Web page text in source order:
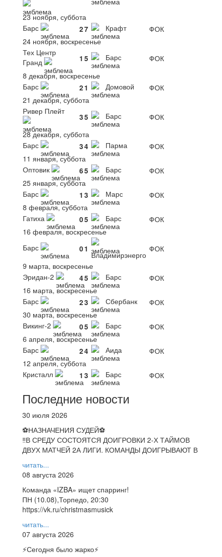
23 ноября, суббота
Барс
27 Крафт
ФОК
24 ноября, воскресенье
Тех Центр
Гранд
1 5 Барс
ФОК
8 декабря, воскресенье
Барс
21 Домовой
ФОК
21 декабря, суббота
Ривер Плейт
35 Барс
ФОК
28 декабря, суббота
Барс
34 Парма
ФОК
11 января, суббота
Оптовик
65 Барс
ФОК
25 января, суббота
Барс
1 3 Марс
ФОК
8 февраля, суббота
Гатиха
05 Барс
ФОК
16 февраля, воскресенье
Барс
01
Владимирэнерго
ФОК
9 марта, воскресенье
Эридан-2
45 Барс
ФОК
16 марта, воскресенье
Барс
23 Сбербанк
ФОК
30 марта, воскресенье
Викинг-2
05 Барс
ФОК
6 апреля, воскресенье
Барс
24 Аида
ФОК
12 апреля, суббота
Кристалл
1 3 Барс ФОК
Последние новости
30 июля 2026
⚽НАЗНАЧЕНИЯ СУДЕЙ⚽
‼В СРЕДУ СОСТОЯТСЯ ДОИГРОВКИ 2-Х ТАЙМОВ
ДВУХ МАТЧЕЙ 2А ЛИГИ. КОМАНДЫ ДОИГРЫВАЮТ В
читать...
08 августа 2026
Команда «IZBA» ищет спарринг!
ПН (10.08),Торпедо, 20:30
https://vk.ru/christmasmusick
читать...
07 августа 2026
⚡️Сегодня было жарко⚡️